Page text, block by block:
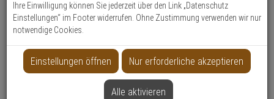
SucheProduktmerkmale
Datenblatt drucken
Weitere Varianten...
Ihre Einwilligung können Sie jederzeit über den Link „Datenschutz
Einstellungen“ im Footer widerrufen. Ohne Zustimmung verwenden wir nur
notwendige Cookies.
Einstellungen öffnen Nur erforderliche akzeptieren
Alle aktivieren